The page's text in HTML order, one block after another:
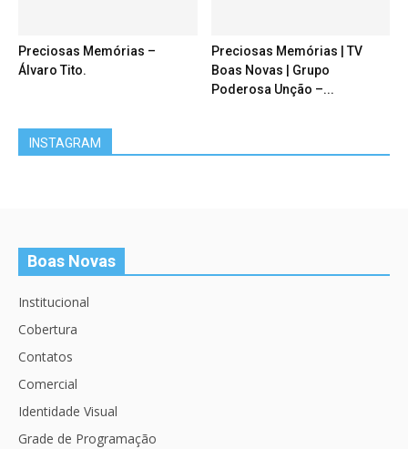
Preciosas Memórias –
Álvaro Tito.
Preciosas Memórias | TV
Boas Novas | Grupo
Poderosa Unção –...
INSTAGRAM
Boas Novas
Institucional
Cobertura
Contatos
Comercial
Identidade Visual
Grade de Programação